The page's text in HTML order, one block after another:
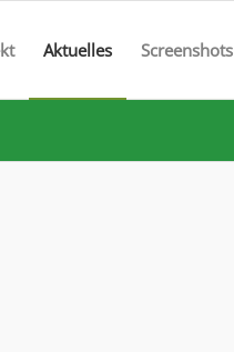
Aktuelles Screenshots